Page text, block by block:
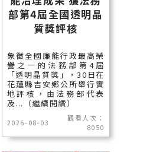
部第4屆全國透明晶
質獎評核
象徵全國廉能行政最高榮
譽之一的法務部第4屆
「透明晶質獎」，30日在
花蓮縣吉安鄉公所舉行實
地評核，由法務部代表
及...（繼續閱讀）
2026-08-03
觀看人次：
8050